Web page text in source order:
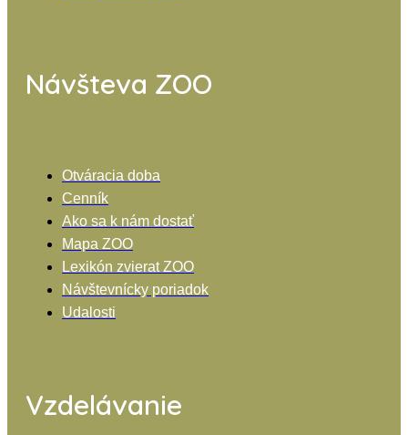
Návšteva ZOO
Otváracia doba
Cenník
Ako sa k nám dostať
Mapa ZOO
Lexikón zvierat ZOO
Návštevnícky poriadok
Udalosti
Vzdelávanie